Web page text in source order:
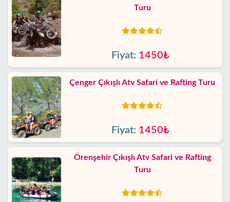
Turu
Fiyat: 1450₺
Çenger Çıkışlı Atv Safari ve Rafting Turu
Fiyat: 1450₺
Örenşehir Çıkışlı Atv Safari ve Rafting
Turu